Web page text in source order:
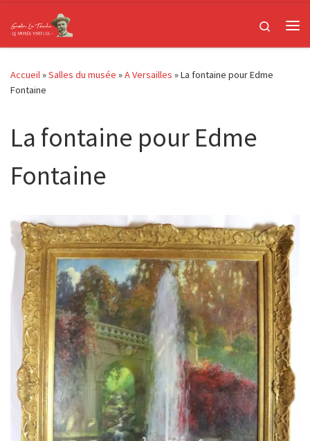
Passer au contenu
Search
Accueil»Salles du musée »A Versailles »La fontaine pour Edme
Fontaine
La fontaine pour Edme
Fontaine